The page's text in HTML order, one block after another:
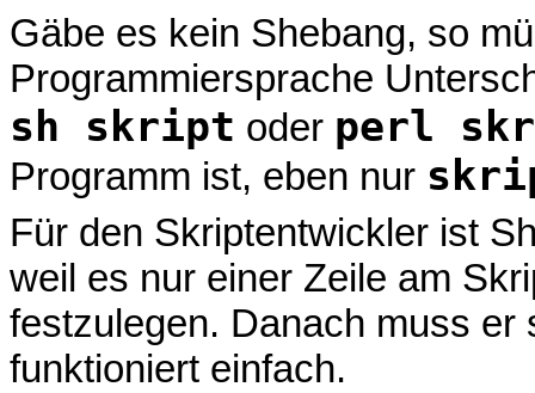
Gäbe es kein Shebang, so
Programmiersprache
sh skript oder perl
Programm ist, eben nur
Für den Skriptentwickler ist
weil es nur einer Zeile am
festzulegen. Danach muss
funktioniert einfach.